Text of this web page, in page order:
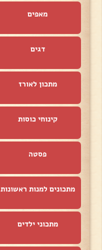
מאפים
דגים
מתכון לאורז
קינוחי כוסות
פסטה
מתכונים למנות ראשונות
מתכוני ילדים